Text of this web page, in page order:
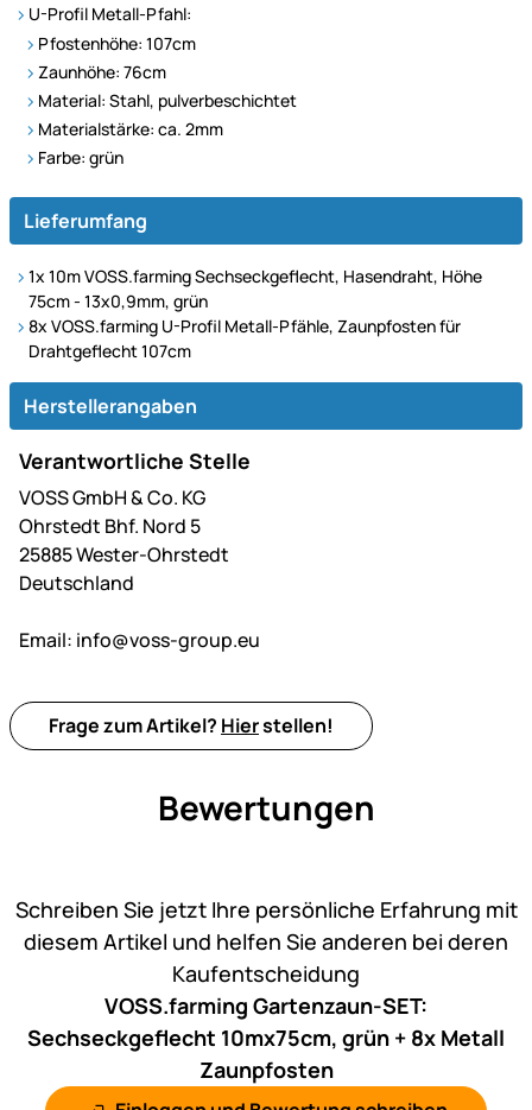
U-Profil Metall-Pfahl:
Pfostenhöhe: 107cm
Zaunhöhe: 76cm
Material: Stahl, pulverbeschichtet
Materialstärke: ca. 2mm
Farbe: grün
Lieferumfang
1x 10m VOSS.farming Sechseckgeflecht, Hasendraht, Höhe
75cm - 13x0,9mm, grün
8x VOSS.farming U-Profil Metall-Pfähle, Zaunpfosten für
Drahtgeflecht 107cm
Herstellerangaben
Verantwortliche Stelle
VOSS GmbH & Co. KG
Ohrstedt Bhf. Nord 5
25885 Wester-Ohrstedt
Deutschland
Email: info@voss-group.eu
Frage zum Artikel? Hierstellen!
Bewertungen
Schreiben Sie jetzt Ihre persönliche Erfahrung mit
diesem Artikel und helfen Sie anderen bei deren
Kaufentscheidung
VOSS.farming Gartenzaun-SET:
Sechseckgeflecht 10mx75cm, grün + 8x Metall
Zaunpfosten